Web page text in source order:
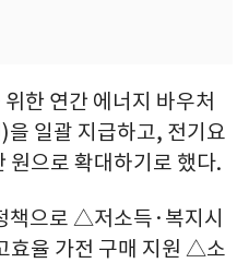
한 연간 에너지 바우처
일괄 지급하고, 전기요
원으로 확대하기로 했다.
책으로 △저소득·복지시
효율 가전 구매 지원 △소